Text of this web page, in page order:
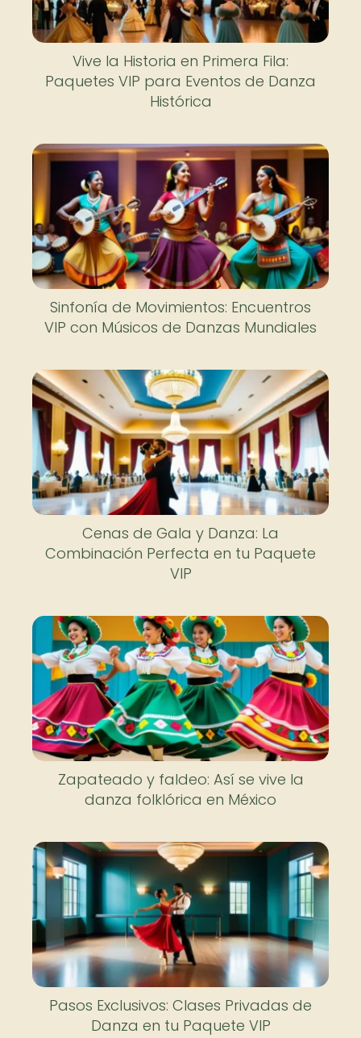
Vive la Historia en Primera Fila:
Paquetes VIP para Eventos de Danza
Histórica
Sinfonía de Movimientos: Encuentros
VIP con Músicos de Danzas Mundiales
Cenas de Gala y Danza: La
Combinación Perfecta en tu Paquete
VIP
Zapateado y faldeo: Así se vive la
danza folklórica en México
Pasos Exclusivos: Clases Privadas de
Danza en tu Paquete VIP